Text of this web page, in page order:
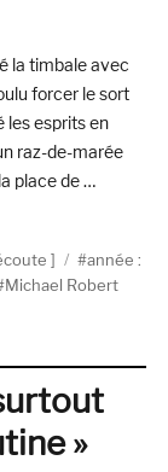
la timbale avec
forcer le sort
les esprits en
raz-de-marée
place de …
Robert Murphy »
Étiquettes
année :
Michael Robert
»